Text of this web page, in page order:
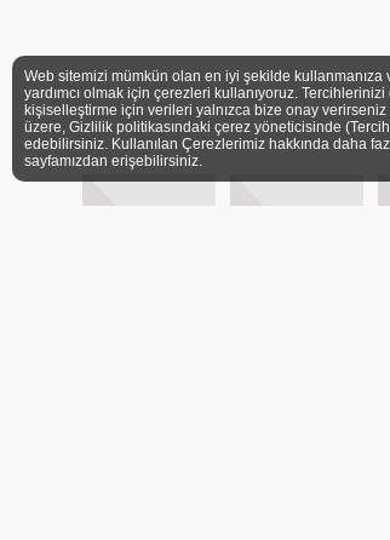
Web sitemizi mümkün olan en iyi şekilde
yardımcı olmak için çerezleri kullanıyoruz.
kişiselleştirme için verileri yalnızca bize onay
üzere, Gizlilik politikasındaki çerez yöneticisinde
edebilirsiniz. Kullanılan Çerezlerimiz hakkında daha
sayfamızdan erişebilirsiniz.